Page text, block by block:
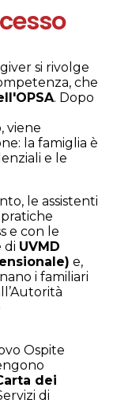
si rivolge
che
. Dopo
viene
la famiglia è
e le
le assistenti
e con le
di UVMD
e,
i familiari
Ospite
dei
di